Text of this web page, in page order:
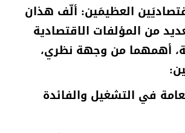
العظيمَين: ألّف هذان
من المؤلفات الاقتصادية
، أهمهما من وجهة نظري،
:
في التشغيل والفائدة